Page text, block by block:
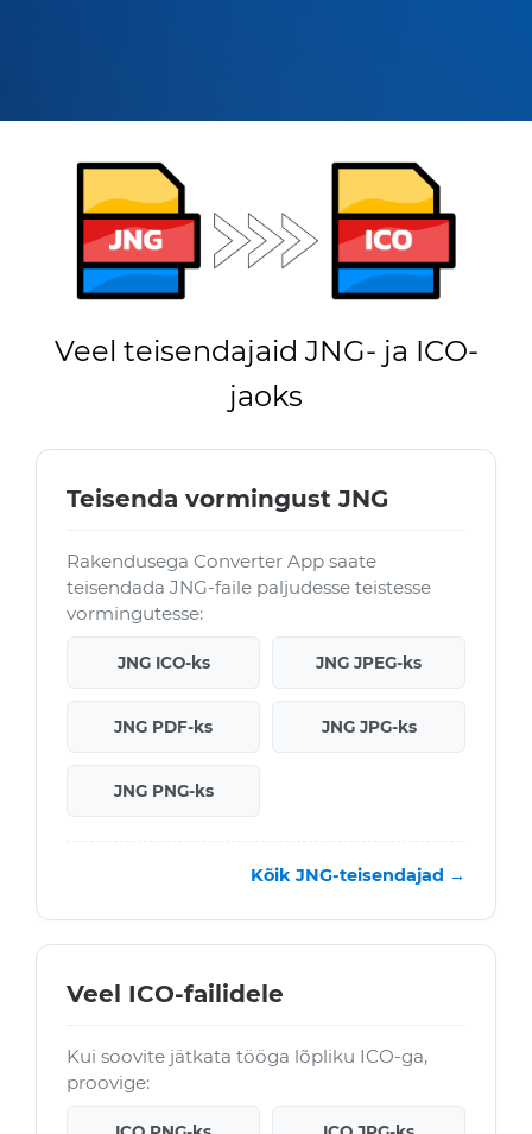
Veel teisendajaid JNG- ja ICO-
jaoks
Teisenda vormingust JNG
Rakendusega Converter App saate
teisendada JNG-faile paljudesse teistesse
vormingutesse:
JNG ICO-ks JNG JPEG-ks
JNG PDF-ks JNG JPG-ks
JNG PNG-ks
Kõik JNG-teisendajad →
Veel ICO-failidele
Kui soovite jätkata tööga lõpliku ICO-ga,
proovige: